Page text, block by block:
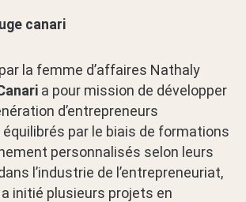
canari
la femme d’affaires Nathaly
a pour mission de développer
d’entrepreneurs
par le biais de formations
personnalisés selon leurs
l’industrie de l’entrepreneuriat,
initié plusieurs projets en